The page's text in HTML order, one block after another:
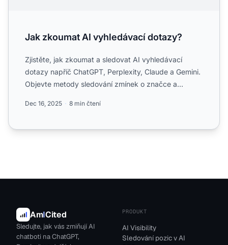
Jak zkoumat AI vyhledávací dotazy?
Zjistěte, jak zkoumat a sledovat AI vyhledávací
dotazy napříč ChatGPT, Perplexity, Claude a Gemini.
Objevte metody sledování zmínek o značce a
Dec 16, 2025 8 min čtení
AmICited
Sledujte, jak vás zmiňují AI
chatboti na ChatGPT,
PRODUKT
AI Visibility
Sledování pozic v AI